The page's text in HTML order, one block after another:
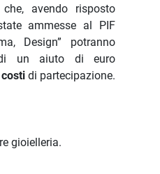
avendo risposto
ammesse al PIF
Design” potranno
di un aiuto di euro
di partecipazione.
gioielleria.